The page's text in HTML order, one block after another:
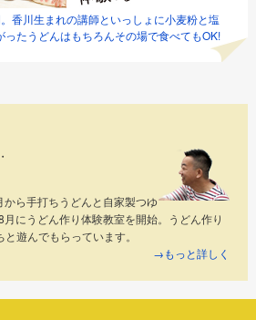
香川生まれの講師といっしょに小麦粉と塩
たうどんはもちろんその場で食べてもOK!
ら手打ちうどんと自家製つゆ
にうどん作り体験教室を開始。うどん作り
遊んでもらっています。
→もっと詳しく